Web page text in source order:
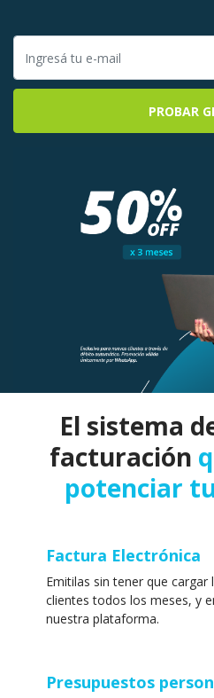
PROBAR
El sistema
facturación
potenciar
Factura Electrónica
Emitilas sin tener que
clientes todos los meses, y
nuestra plataforma.
Presupuestos